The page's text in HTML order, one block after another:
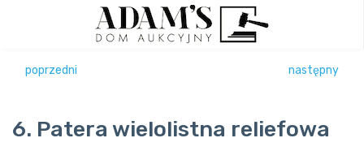
poprzedni następny
6. Patera wielolistna reliefowa